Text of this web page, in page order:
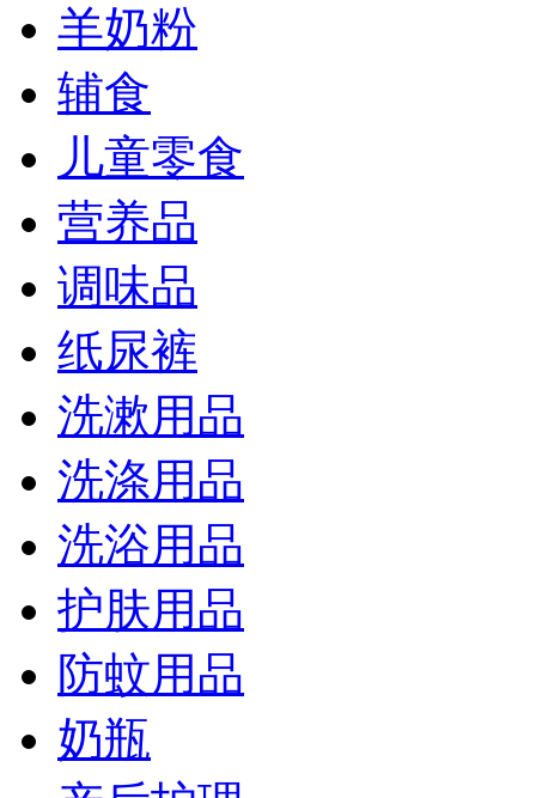
羊奶粉
辅食
儿童零食
营养品
调味品
纸尿裤
洗漱用品
洗涤用品
洗浴用品
护肤用品
防蚊用品
奶瓶